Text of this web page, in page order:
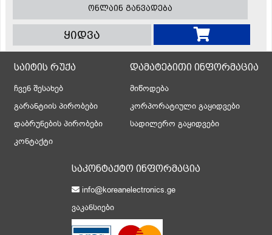
ონლაინ განვადება
ყიდვა
საიტის რუქა
ჩვენ შესახებ
გარანტიის პირობები
დაბრუნების პირობები
კონტაქტი
დამატებითი ინფორმაცია
მიწოდება
კორპორატიული გაყიდვები
სადილერო გაყიდვები
საკონტაქტო ინფორმაცია
info@koreanelectronics.ge
ვაკანსიები